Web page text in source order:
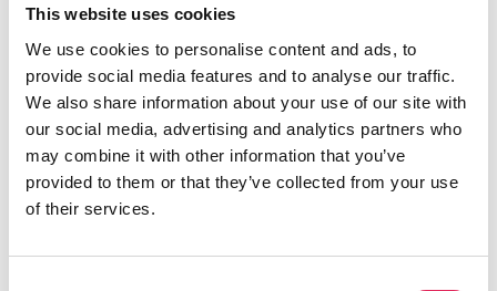
This website uses cookies
We use cookies to personalise content and ads, to
provide social media features and to analyse our traffic.
We also share information about your use of our site with
our social media, advertising and analytics partners who
may combine it with other information that you’ve
provided to them or that they’ve collected from your use
of their services.
Applaus leverer viden, værktøjer og undervisning,
der hjælper kulturinstitutioner med at udvikle deres
publikumsstrategi i overensstemmelse med deres
mission.
Det gør vi, for at endnu flere borgere får mulighed for